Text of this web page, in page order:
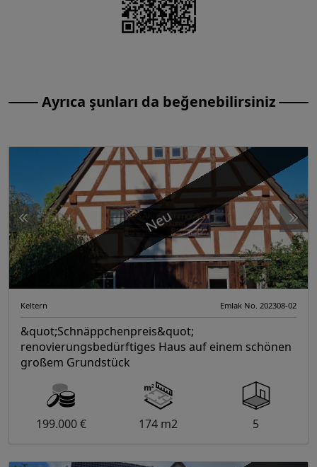
Ayrıca şunları da beğenebilirsiniz
Neu
Keltern Emlak No. 202308-02
&quot;Schnäppchenpreis&quot;
renovierungsbedürftiges Haus auf einem schönen
großem Grundstück
199.000 € 174 m2 5